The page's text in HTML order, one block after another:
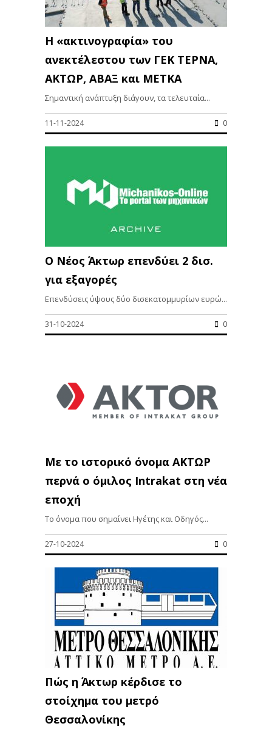
Η «ακτινογραφία» του
ανεκτέλεστου των ΓΕΚ ΤΕΡΝΑ,
ΑΚΤΩΡ, ΑΒΑΞ και ΜΕΤΚΑ
Σημαντική ανάπτυξη διάγουν, τα τελευταία...
11-11-2024 0
Ο Νέος Άκτωρ επενδύει 2 δισ.
για εξαγορές
Επενδύσεις ύψους δύο δισεκατομμυρίων ευρώ...
31-10-2024 0
Με το ιστορικό όνομα ΑΚΤΩΡ
περνά ο όμιλος Ιntrakat στη νέα
εποχή
Το όνομα που σημαίνει Ηγέτης και Οδηγός...
27-10-2024 0
Πώς η Άκτωρ κέρδισε το
στοίχημα του μετρό
Θεσσαλονίκης